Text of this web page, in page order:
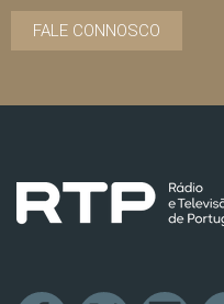
FALE CONNOSCO